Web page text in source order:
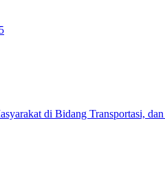
di Bidang Transportasi, dan